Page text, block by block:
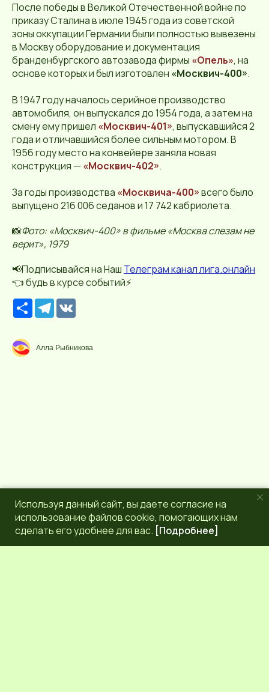
После победы в Великой Отечественной войне по
приказу Сталина в июле 1945 года из советской
зоны оккупации Германии были полностью вывезены
в Москву оборудование и документация
бранденбургского автозавода фирмы «Опель», на
основе которых и был изготовлен «Москвич-400».
В 1947 году началось серийное производство
автомобиля, он выпускался до 1954 года, а затем на
смену ему пришел «Москвич-401», выпускавшийся 2
года и отличавшийся более сильным мотором. В
1956 году место на конвейере заняла новая
конструкция — «Москвич-402».
За годы производства «Москвича-400»всего было
выпущено 216 006 седанов и 17 742 кабриолета.
📸Фото: «Москвич-400» в фильме «Москва слезам не
верит», 1979
📢Подписывайся на Наш Телеграм канал лига.онлайн
👈 будь в курсе событий⚡️
Р
е
р
с
T
e
g
r
Алла Рыбникова
Используя данный сайт, вы даете согласие на
использование файлов cookie, помогающих нам
сделать его удобнее для вас. [Подробнее]